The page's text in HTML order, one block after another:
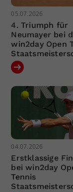
05.07.2026
4. Triumph für
Neumayer bei
win2day Open
04.07.2026
Erstklassige
bei win2day
Tennis